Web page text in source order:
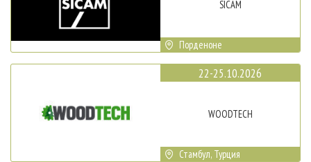
SICAM
Порденоне
22-25.10.2026
WOODTECH
Стамбул, Турция